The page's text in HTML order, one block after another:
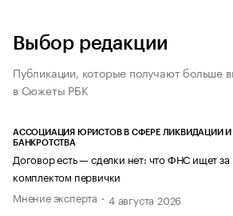
Выбор редакции
Публикации, которые получают больше
в Сюжеты РБК
АССОЦИАЦИЯ ЮРИСТОВ В СФЕРЕ ЛИКВИДАЦИИ И
БАНКРОТСТВА
Договор есть — сделки нет: что ФНС ищет за
комплектом первички
Мнение эксперта
4 августа 2026